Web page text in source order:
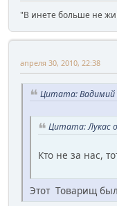
"В инете больше не
апреля 30, 2010, 22:38
Цитата: Вадимий
Цитата: Лукас
Кто не за нас,
Этот Товарищ